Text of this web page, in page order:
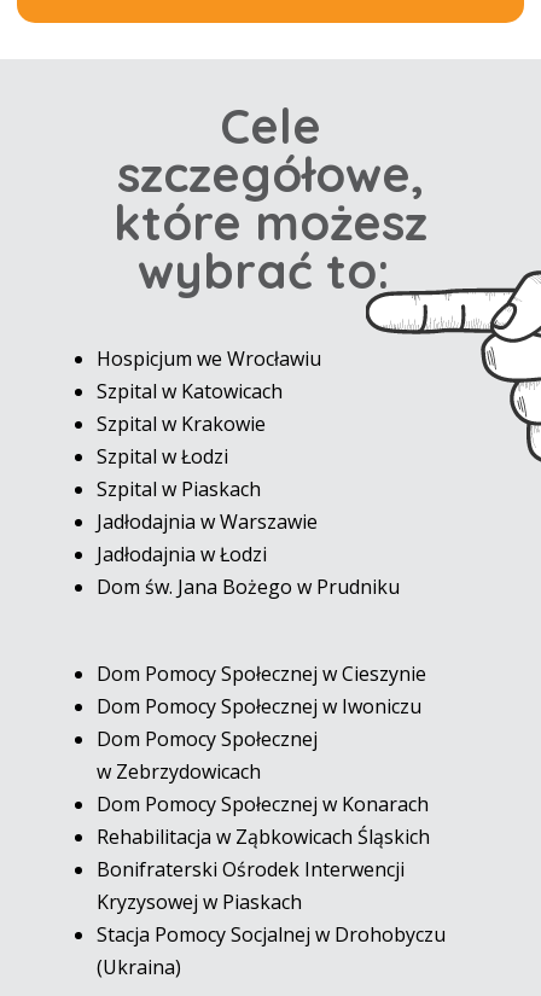
Cele
szczegółowe,
które możesz
wybrać to:
Hospicjum we Wrocławiu
Szpital w Katowicach
Szpital w Krakowie
Szpital w Łodzi
Szpital w Piaskach
Jadłodajnia w Warszawie
Jadłodajnia w Łodzi
Dom św. Jana Bożego w Prudniku
Dom Pomocy Społecznej w Cieszynie
Dom Pomocy Społecznej w Iwoniczu
Dom Pomocy Społecznej
w Zebrzydowicach
Dom Pomocy Społecznej w Konarach
Rehabilitacja w Ząbkowicach Śląskich
Bonifraterski Ośrodek Interwencji
Kryzysowej w Piaskach
Stacja Pomocy Socjalnej w Drohobyczu
(Ukraina)